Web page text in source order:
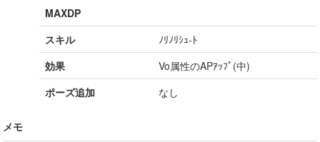
MAXDP
スキル
ﾉﾘﾉﾘｼｭ-ﾄ
効果
Vo属性のAPｱｯﾌﾟ(中)
ポーズ追加
なし
メモ